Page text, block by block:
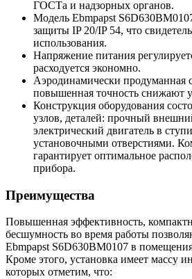
ГОСТа и надзорных органов.
Модель Ebmpapst
защиты IP 20/IP 54, что
использования.
Напряжение питания
расходуется экономно.
Аэродинамически продуманная
повышенная точность снижают
Конструкция оборудования
узлов, деталей: прочный
электрический двигатель в
установочными отверстиями.
гарантирует оптимальное
прибора.
Преимущества
Повышенная эффективность,
бесшумность во время работы
Ebmpapst S6D630BM0107 в
Кроме этого, установка имеет массу
которых отметим, что: